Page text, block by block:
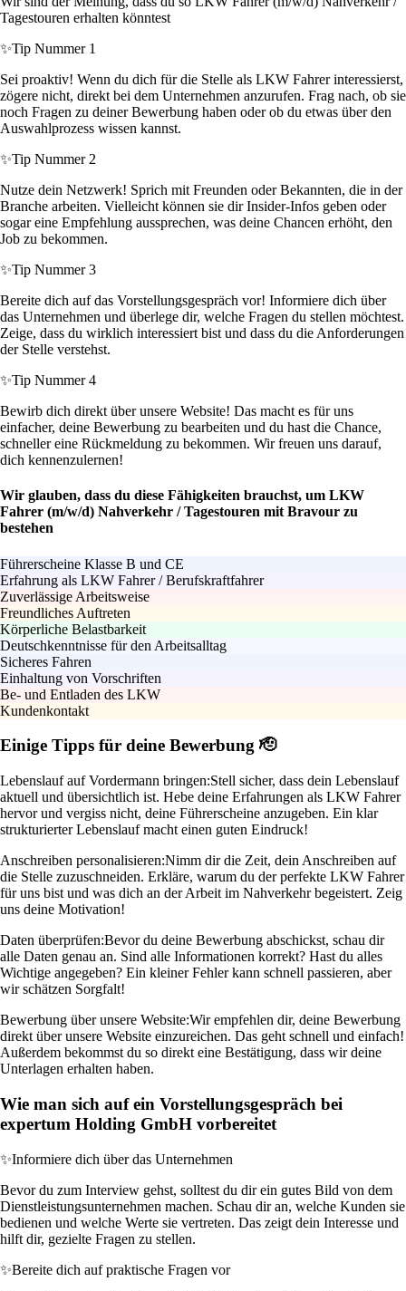
Tagestouren erhalten könntest
✨Tip Nummer 1
Sei proaktiv! Wenn du dich für die Stelle als LKW Fahrer interessierst,
zögere nicht, direkt bei dem Unternehmen anzurufen. Frag nach, ob sie
noch Fragen zu deiner Bewerbung haben oder ob du etwas über den
Auswahlprozess wissen kannst.
✨Tip Nummer 2
Nutze dein Netzwerk! Sprich mit Freunden oder Bekannten, die in der
Branche arbeiten. Vielleicht können sie dir Insider-Infos geben oder
sogar eine Empfehlung aussprechen, was deine Chancen erhöht, den
Job zu bekommen.
✨Tip Nummer 3
Bereite dich auf das Vorstellungsgespräch vor! Informiere dich über
das Unternehmen und überlege dir, welche Fragen du stellen möchtest.
Zeige, dass du wirklich interessiert bist und dass du die Anforderungen
der Stelle verstehst.
✨Tip Nummer 4
Bewirb dich direkt über unsere Website! Das macht es für uns
einfacher, deine Bewerbung zu bearbeiten und du hast die Chance,
schneller eine Rückmeldung zu bekommen. Wir freuen uns darauf,
dich kennenzulernen!
Wir glauben, dass du diese Fähigkeiten brauchst, um LKW
Fahrer (m/w/d) Nahverkehr / Tagestouren mit Bravour zu
bestehen
Führerscheine Klasse B und CE
Erfahrung als LKW Fahrer / Berufskraftfahrer
Zuverlässige Arbeitsweise
Freundliches Auftreten
Körperliche Belastbarkeit
Deutschkenntnisse für den Arbeitsalltag
Sicheres Fahren
Einhaltung von Vorschriften
Be- und Entladen des LKW
Kundenkontakt
Einige Tipps für deine Bewerbung 🫡
Lebenslauf auf Vordermann bringen:Stell sicher, dass dein Lebenslauf
aktuell und übersichtlich ist. Hebe deine Erfahrungen als LKW Fahrer
hervor und vergiss nicht, deine Führerscheine anzugeben. Ein klar
strukturierter Lebenslauf macht einen guten Eindruck!
Anschreiben personalisieren:Nimm dir die Zeit, dein Anschreiben auf
die Stelle zuzuschneiden. Erkläre, warum du der perfekte LKW Fahrer
für uns bist und was dich an der Arbeit im Nahverkehr begeistert. Zeig
uns deine Motivation!
Daten überprüfen:Bevor du deine Bewerbung abschickst, schau dir
alle Daten genau an. Sind alle Informationen korrekt? Hast du alles
Wichtige angegeben? Ein kleiner Fehler kann schnell passieren, aber
wir schätzen Sorgfalt!
Bewerbung über unsere Website:Wir empfehlen dir, deine Bewerbung
direkt über unsere Website einzureichen. Das geht schnell und einfach!
Außerdem bekommst du so direkt eine Bestätigung, dass wir deine
Unterlagen erhalten haben.
Wie man sich auf ein Vorstellungsgespräch bei
expertum Holding GmbH vorbereitet
✨Informiere dich über das Unternehmen
Bevor du zum Interview gehst, solltest du dir ein gutes Bild von dem
Dienstleistungsunternehmen machen. Schau dir an, welche Kunden sie
bedienen und welche Werte sie vertreten. Das zeigt dein Interesse und
hilft dir, gezielte Fragen zu stellen.
✨Bereite dich auf praktische Fragen vor